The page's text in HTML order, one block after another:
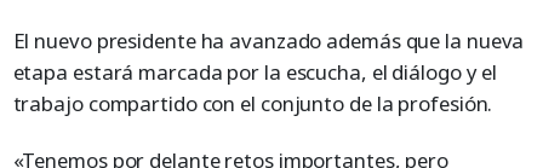
El nuevo presidente ha avanzado además que la nueva
etapa estará marcada por la escucha, el diálogo y el
trabajo compartido con el conjunto de la profesión.
«Tenemos por delante retos importantes, pero